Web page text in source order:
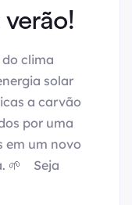
verão!
clima
solar
a carvão
por uma
em um novo
🌱⠀ Seja